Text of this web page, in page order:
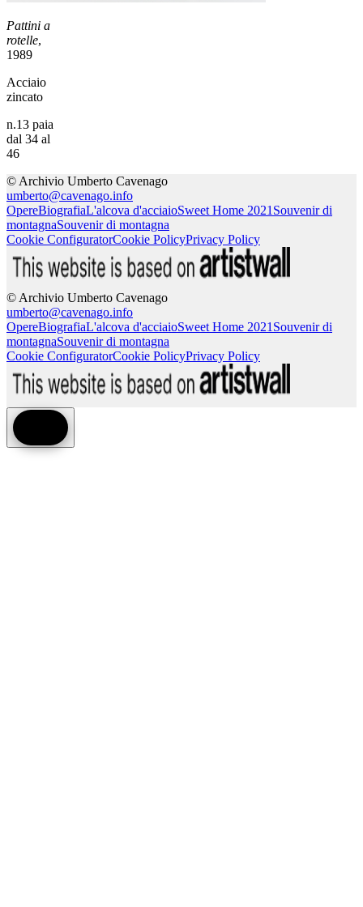
Pattini a
rotelle,
1989
Acciaio
zincato
n.13 paia
dal 34 al
46
© Archivio Umberto Cavenago
umberto@cavenago.info
OpereBiografiaL'alcova d'acciaioSweet Home 2021 Souvenir di
montagnaSouvenir di montagna
Cookie ConfiguratorCookie PolicyPrivacy Policy
© Archivio Umberto Cavenago
umberto@cavenago.info
OpereBiografiaL'alcova d'acciaioSweet Home 2021 Souvenir di
montagnaSouvenir di montagna
Cookie ConfiguratorCookie PolicyPrivacy Policy